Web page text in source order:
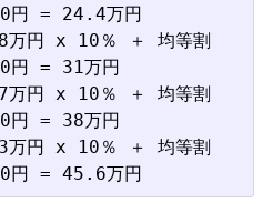
円 = 24.4万円
万円 x 10％ ＋ 均等割
円 = 31万円
万円 x 10％ ＋ 均等割
円 = 38万円
万円 x 10％ ＋ 均等割